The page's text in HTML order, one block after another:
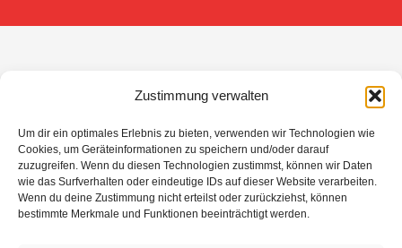
Zustimmung verwalten
Um dir ein optimales Erlebnis zu bieten, verwenden wir Technologien wie
Cookies, um Geräteinformationen zu speichern und/oder darauf
zuzugreifen. Wenn du diesen Technologien zustimmst, können wir Daten
wie das Surfverhalten oder eindeutige IDs auf dieser Website verarbeiten.
Wenn du deine Zustimmung nicht erteilst oder zurückziehst, können
bestimmte Merkmale und Funktionen beeinträchtigt werden.